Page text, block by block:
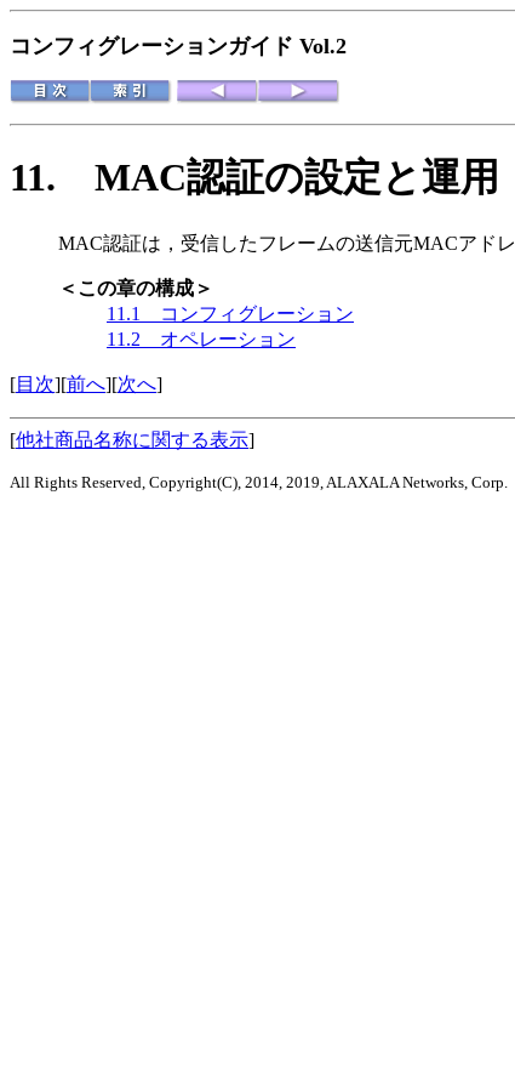
コンフィグレーションガイド Vol.2
11. MAC認証の設定と運用
MAC認証は，受信したフレームの送信元MACアド
＜この章の構成＞
11.1 コンフィグレーション
11.2 オペレーション
[目次][前へ][次へ]
[他社商品名称に関する表示]
All Rights Reserved, Copyright(C), 2014, 2019, ALAXALA Networks, Corp.